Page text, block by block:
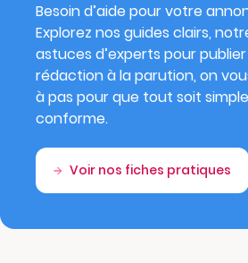
Besoin d’aide pour votre
Explorez nos guides clairs,
astuces d’experts pour
rédaction à la parution, on
à pas pour que tout soit
conforme.
Voir nos fiches pratiques